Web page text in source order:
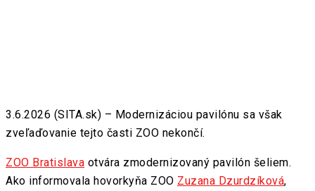
3.6.2026 (SITA.sk) – Modernizáciou pavilónu sa však
zveľaďovanie tejto časti ZOO nekončí.
ZOO Bratislava otvára zmodernizovaný pavilón šeliem.
Ako informovala hovorkyňa ZOO Zuzana Dzurdzíková,